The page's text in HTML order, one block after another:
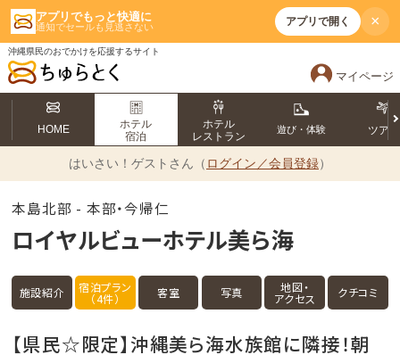
アプリでもっと快適に
通知でセールも見逃さない アプリで開く ×
沖縄県民のおでかけを応援するサイト
マイページ
HOME
ホテル
宿泊
ホテル
レストラン
遊び・体験 ツアー
はいさい！ ゲストさん（ ログイン／会員登録）
本島北部 - 本部・今帰仁
ロイヤルビューホテル美ら海
施設紹介 宿泊プラン
（4件） 客室 写真 地図・
アクセス クチコミ
【県民☆限定】沖縄美ら海水族館に隣接！朝